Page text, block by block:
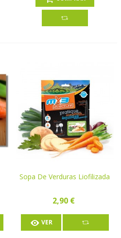
Sopa De Verduras Liofilizada
2,90 €
VER